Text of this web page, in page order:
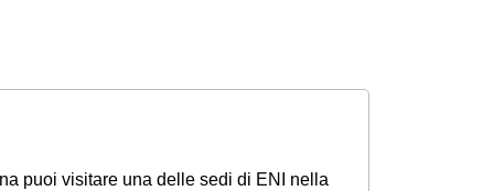
puoi visitare una delle sedi di ENI nella